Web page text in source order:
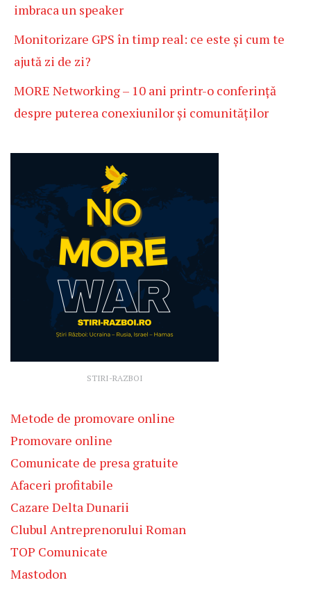
imbraca un speaker
Monitorizare GPS în timp real: ce este și cum te
ajută zi de zi?
MORE Networking – 10 ani printr-o conferință
despre puterea conexiunilor și comunităților
STIRI-RAZBOI
Metode de promovare online
Promovare online
Comunicate de presa gratuite
Afaceri profitabile
Cazare Delta Dunarii
Clubul Antreprenorului Roman
TOP Comunicate
Mastodon